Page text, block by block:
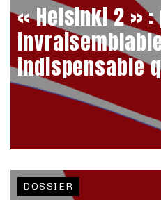
« Helsinki 2 » :
indispensable
DOSSIER